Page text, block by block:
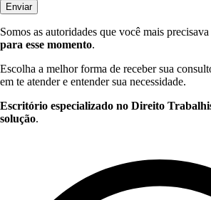
Enviar
Somos as autoridades que você mais
para esse momento.
Escolha a melhor forma de receber sua
em te atender e entender sua necessidade.
Escritório especializado no Direito
solução.